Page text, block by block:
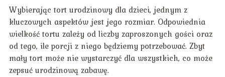
Wybierając tort urodzinowy dla dzieci, jednym z
kluczowych aspektów jest jego rozmiar. Odpowiednia
wielkość tortu zależy od liczby zaproszonych gości oraz
od tego, ile porcji z niego będziemy potrzebować. Zbyt
mały tort może nie wystarczyć dla wszystkich, co może
zepsuć urodzinową zabawę.